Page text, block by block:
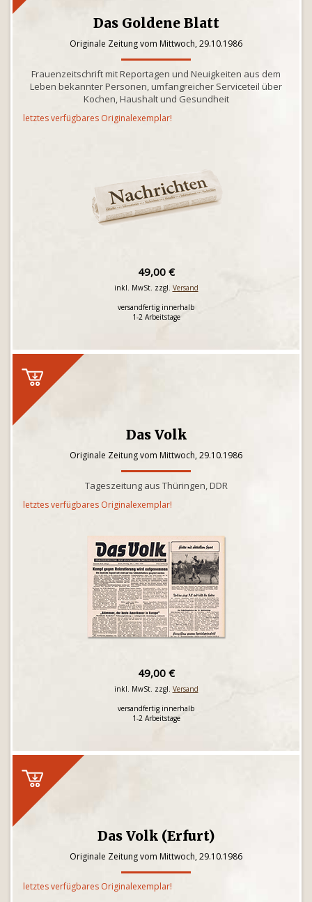
Das Goldene Blatt
Originale Zeitung vom Mittwoch, 29.10.1986
Frauenzeitschrift mit Reportagen und Neuigkeiten aus dem
Leben bekannter Personen, umfangreicher Serviceteil über
Kochen, Haushalt und Gesundheit
letztes verfügbares Originalexemplar!
49,00 €
inkl. MwSt. zzgl. Versand
versandfertig innerhalb
1-2 Arbeitstage
Das Volk
Originale Zeitung vom Mittwoch, 29.10.1986
Tageszeitung aus Thüringen, DDR
letztes verfügbares Originalexemplar!
49,00 €
inkl. MwSt. zzgl. Versand
versandfertig innerhalb
1-2 Arbeitstage
Das Volk (Erfurt)
Originale Zeitung vom Mittwoch, 29.10.1986
letztes verfügbares Originalexemplar!